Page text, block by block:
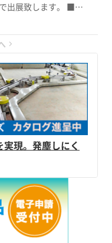
展致します。 ■小
：2G-33 ■小間番
中小企業振興公社ブ
ラス最軽量の 並列
搬型アップトランス
賞、 令和5年度東京
、 可搬型自動燃料
ェントタンクシス
気・電源】にまつわ
のご来場
ります。
現。発塵しにく